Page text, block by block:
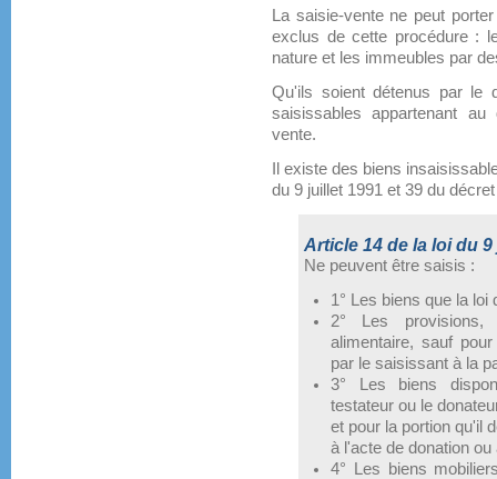
La saisie-vente ne peut
exclus de cette procédure :
nature et les immeubles par
Qu'ils soient détenus par le
saisissables appartenant
vente.
Il existe des biens
du 9 juillet 1991 et 39 du
Article 14 de la loi du
Ne peuvent être saisis :
1° Les biens que la
2° Les
alimentaire, sauf
par le saisissant à la
3° Les biens
testateur ou le
et pour la portion qu'il
à l'acte de donation
4° Les biens